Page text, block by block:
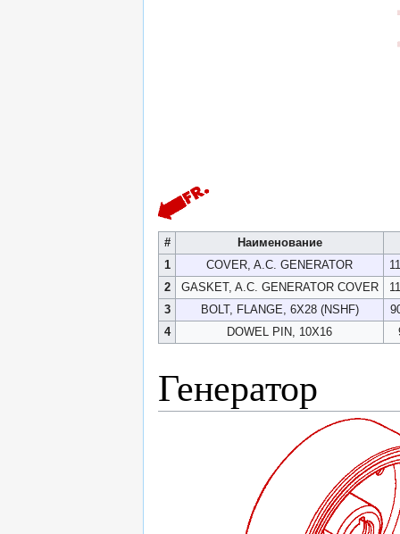
#
Наименование
1
COVER, A.C. GENERATOR
2
GASKET, A.C. GENERATOR COVER
3
BOLT, FLANGE, 6X28 (NSHF)
4
DOWEL PIN, 10X16
Генератор